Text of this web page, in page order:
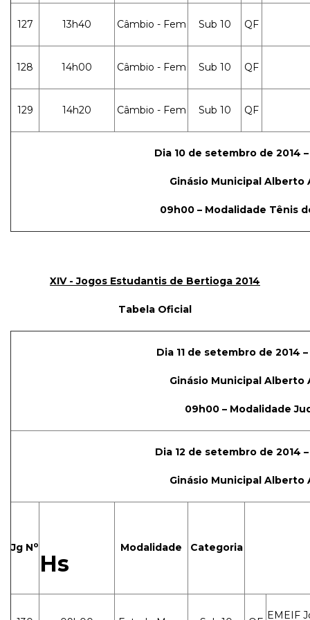
127 13h40 Câmbio - Fem Sub 10 QF
128 14h00 Câmbio - Fem Sub 10 QF
129 14h20 Câmbio - Fem Sub 10 QF
Dia 10 de setembro de 2014
Ginásio Municipal Alberto
09h00 – Modalidade Tênis
XIV - Jogos Estudantis de Bertioga 2014
Tabela Oficial
Dia 11 de setembro de 2014
Ginásio Municipal Alberto
09h00 – Modalidade
Dia 12 de setembro de 2014
Ginásio Municipal Alberto
Jg No
Hs
Modalidade Categoria
EMEIF